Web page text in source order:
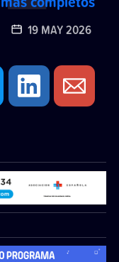
19 MAY 2026